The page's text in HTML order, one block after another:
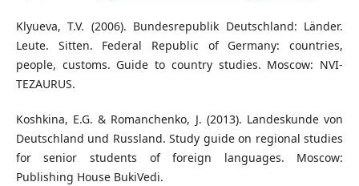
Klyueva, T.V. (2006). Bundesrepublik Deutschland: Länder.
Leute. Sitten. Federal Republic of Germany: countries,
people, customs. Guide to country studies. Moscow: NVI-
TEZAURUS.
Koshkina, E.G. & Romanchenko, J. (2013). Landeskunde von
Deutschland und Russland. Study guide on regional studies
for senior students of foreign languages. Moscow:
Publishing House BukiVedi.